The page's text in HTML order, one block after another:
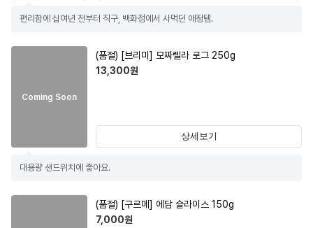
편리함에 십여년 전부터 직구, 백화점에서 사먹던 애정템.
Coming Soon
(품절) [브리미] 모짜렐라 로그 250g
13,300원
상세보기
대용량 샌드위치에 좋아요.
(품절) [구르메] 에담 슬라이스 150g
7,000원